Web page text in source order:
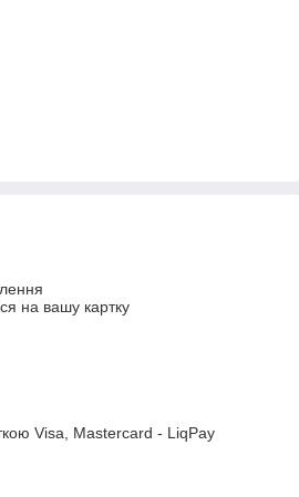
на вашу картку
Visa, Mastercard - LiqPay